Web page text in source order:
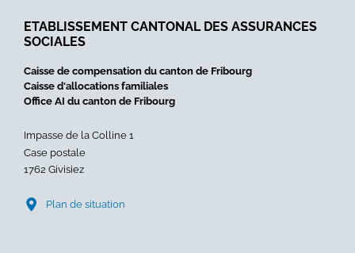
ETABLISSEMENT CANTONAL DES ASSURANCES
SOCIALES
Caisse de compensation du canton de Fribourg
Caisse d'allocations familiales
Office AI du canton de Fribourg
Impasse de la Colline 1
Case postale
1762 Givisiez
Plan de situation